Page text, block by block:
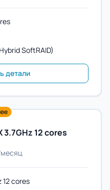
SoftRAID)
детали
3.7GHz 12 cores
12 cores